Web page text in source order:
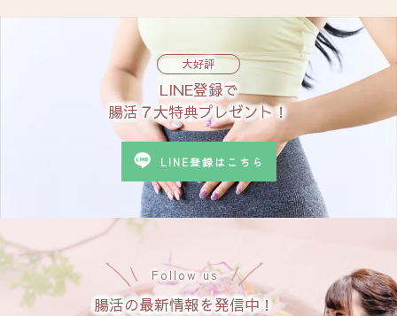
大好評
LINE登録で
腸活７大特典プレゼント！
LINE登録はこちら
Follow us
腸活の最新情報を発信中！